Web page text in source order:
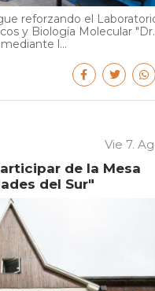
reforzando el
y Biología Molecular "Dr.
l...
Vie 7.
de la Mesa
del Sur"